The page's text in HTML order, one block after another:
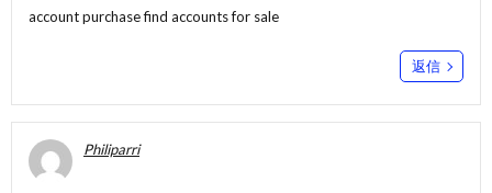
account purchasefind accounts for sale
返信
Philiparri